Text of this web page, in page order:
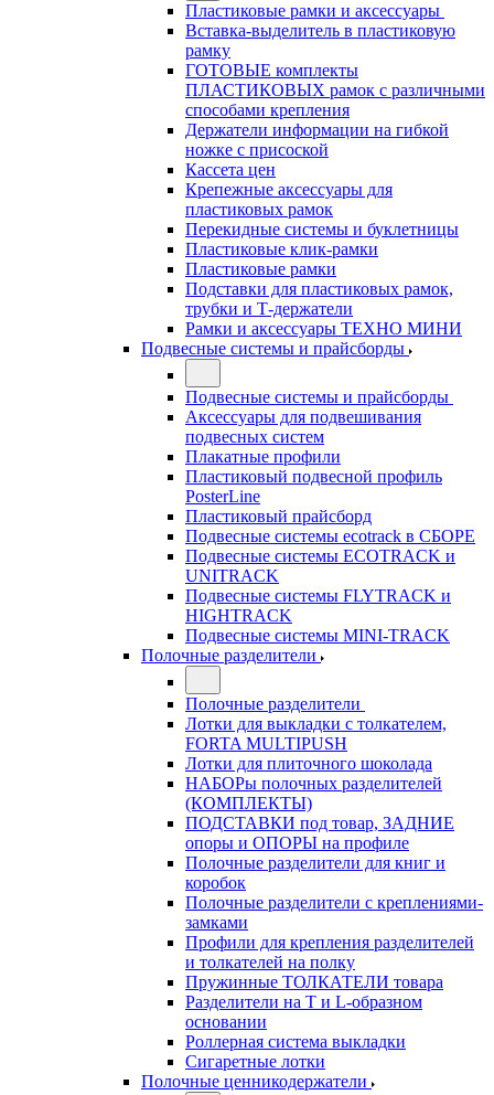
Пластиковые рамки и аксессуары
Вставка-выделитель в пластиковую
рамку
ГОТОВЫЕ комплекты
ПЛАСТИКОВЫХ рамок с различными
способами крепления
Держатели информации на гибкой
ножке с присоской
Кассета цен
Крепежные аксессуары для
пластиковых рамок
Перекидные системы и буклетницы
Пластиковые клик-рамки
Пластиковые рамки
Подставки для пластиковых рамок,
трубки и Т-держатели
Рамки и аксессуары ТЕХНО МИНИ
Подвесные системы и прайсборды
Подвесные системы и прайсборды
Аксессуары для подвешивания
подвесных систем
Плакатные профили
Пластиковый подвесной профиль
PosterLine
Пластиковый прайсборд
Подвесные системы ecotrack в СБОРЕ
Подвесные системы ECOTRACK и
UNITRACK
Подвесные системы FLYTRACK и
HIGHTRACK
Подвесные системы MINI-TRACK
Полочные разделители
Полочные разделители
Лотки для выкладки с толкателем,
FORTA MULTIPUSH
Лотки для плиточного шоколада
НАБОРы полочных разделителей
(КОМПЛЕКТЫ)
ПОДСТАВКИ под товар, ЗАДНИЕ
опоры и ОПОРЫ на профиле
Полочные разделители для книг и
коробок
Полочные разделители с креплениями-
замками
Профили для крепления разделителей
и толкателей на полку
Пружинные ТОЛКАТЕЛИ товара
Разделители на Т и L-образном
основании
Роллерная система выкладки
Сигаретные лотки
Полочные ценникодержатели